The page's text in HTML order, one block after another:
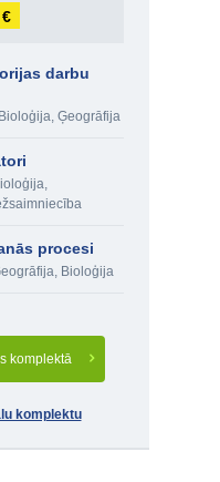
darbu
Bioloģija, Ģeogrāfija
,
procesi
, Bioloģija
komplektā
komplektu